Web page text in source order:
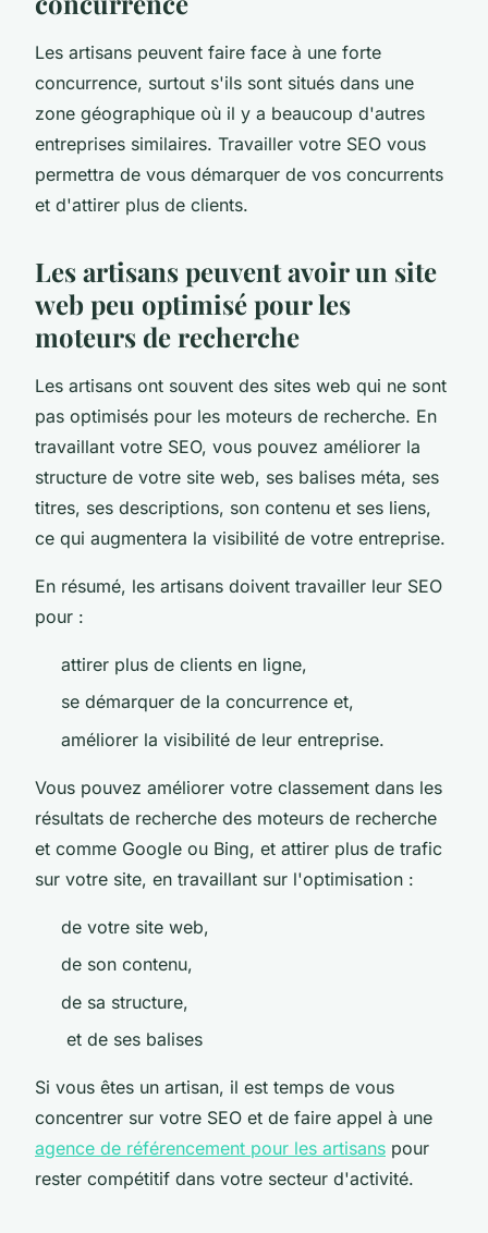
Les artisans peuvent faire face à une forte
concurrence, surtout s'ils sont situés dans une
zone géographique où il y a beaucoup d'autres
entreprises similaires. Travailler votre SEO vous
permettra de vous démarquer de vos concurrents
et d'attirer plus de clients.
Les artisans peuvent avoir un site
web peu optimisé pour les
moteurs de recherche
Les artisans ont souvent des sites web qui ne sont
pas optimisés pour les moteurs de recherche. En
travaillant votre SEO, vous pouvez améliorer la
structure de votre site web, ses balises méta, ses
titres, ses descriptions, son contenu et ses liens,
ce qui augmentera la visibilité de votre entreprise.
En résumé, les artisans doivent travailler leur SEO
pour :
attirer plus de clients en ligne,
se démarquer de la concurrence et,
améliorer la visibilité de leur entreprise.
Vous pouvez améliorer votre classement dans les
résultats de recherche des moteurs de recherche
et comme Google ou Bing, et attirer plus de trafic
sur votre site, en travaillant sur l'optimisation :
de votre site web,
de son contenu,
de sa structure,
et de ses balises
Si vous êtes un artisan, il est temps de vous
concentrer sur votre SEO et de faire appel à une
agence de référencement pour les artisans pour
rester compétitif dans votre secteur d'activité.